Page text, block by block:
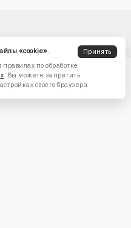
«cookie».
Принять
по обработке
. Вы можете запретить
своего браузера